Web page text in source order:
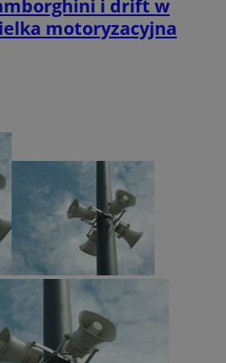
i drift w
motoryzacyjna